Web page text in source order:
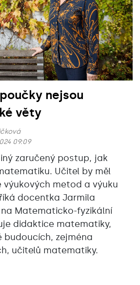
nejsou
věty
09:09
zaručený postup, jak
Učitel by měl
metod a výuku
docentka Jarmila
na Matematicko-fyzikální
didaktice matematiky,
budoucích, zejména
učitelů matematiky.